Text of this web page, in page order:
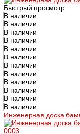
Быстрый просмотр
В наличии
В наличии
В наличии
В наличии
В наличии
В наличии
В наличии
В наличии
В наличии
В наличии
В наличии
В наличии
Инженерная доска